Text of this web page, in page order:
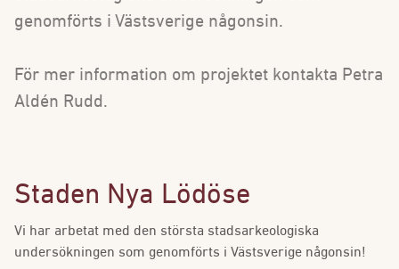
genomförts i Västsverige någonsin.
För mer information om projektet kontakta Petra
Aldén Rudd.
Staden Nya Lödöse
Vi har arbetat med den största stadsarkeologiska
undersökningen som genomförts i Västsverige någonsin!